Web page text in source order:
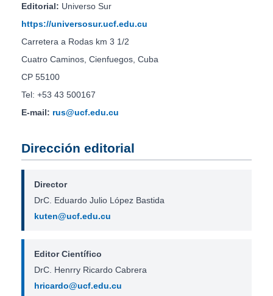
Editorial: Universo Sur
https://universosur.ucf.edu.cu
Carretera a Rodas km 3 1/2
Cuatro Caminos, Cienfuegos, Cuba
CP 55100
Tel: +53 43 500167
E-mail: rus@ucf.edu.cu
Dirección editorial
Director
DrC. Eduardo Julio López Bastida
kuten@ucf.edu.cu
Editor Científico
DrC. Henrry Ricardo Cabrera
hricardo@ucf.edu.cu